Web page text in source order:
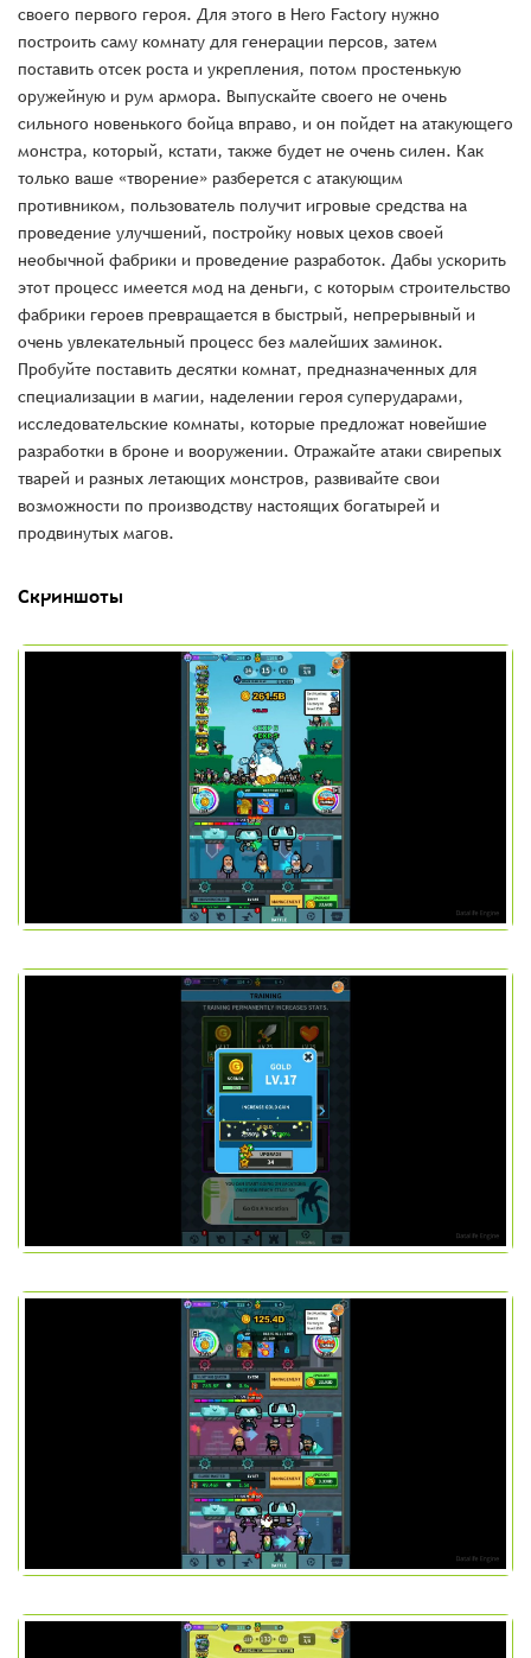
своего первого героя. Для этого в Hero Factory нужно
построить саму комнату для генерации персов, затем
поставить отсек роста и укрепления, потом простенькую
оружейную и рум армора. Выпускайте своего не очень
сильного новенького бойца вправо, и он пойдет на атакующего
монстра, который, кстати, также будет не очень силен. Как
только ваше «творение» разберется с атакующим
противником, пользователь получит игровые средства на
проведение улучшений, постройку новых цехов своей
необычной фабрики и проведение разработок. Дабы ускорить
этот процесс имеется мод на деньги, с которым строительство
фабрики героев превращается в быстрый, непрерывный и
очень увлекательный процесс без малейших заминок.
Пробуйте поставить десятки комнат, предназначенных для
специализации в магии, наделении героя суперударами,
исследовательские комнаты, которые предложат новейшие
разработки в броне и вооружении. Отражайте атаки свирепых
тварей и разных летающих монстров, развивайте свои
возможности по производству настоящих богатырей и
продвинутых магов.
Скриншоты